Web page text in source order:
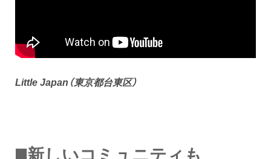
Little Japan（東京都台東区）
◼️新しいコミュニティも